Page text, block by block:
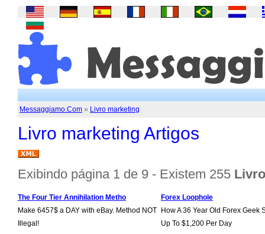
Messaggiamo.Com » Livro marketing
Livro marketing Artigos
Exibindo página 1 de 9 - Existem 255
The Four Tier Annihilation Metho
Make 6457$ a DAY with eBay. Method NOT
Illegal!
Forex Loophole
How A 36 Year Old Forex Geek
Up To $1,200 Per Day